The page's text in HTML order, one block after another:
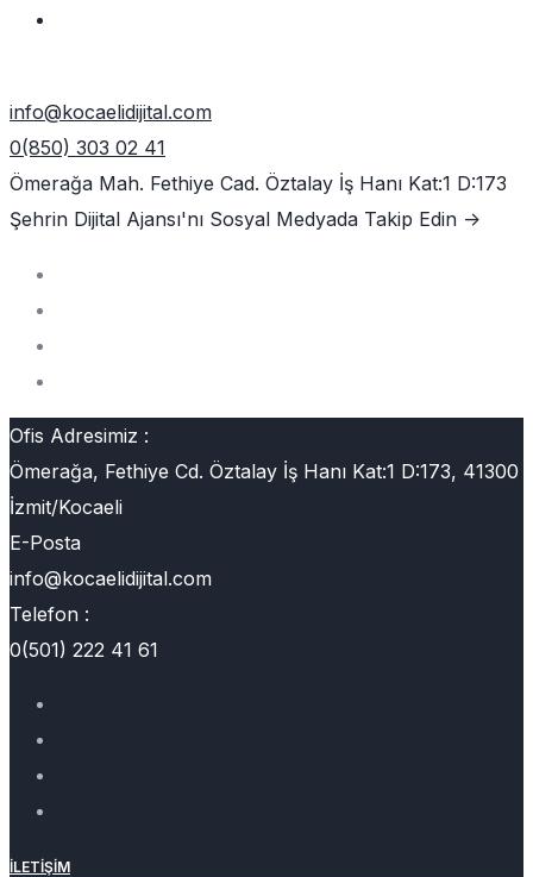
info@kocaelidijital.com
0(850) 303 02 41
Ömerağa Mah. Fethiye Cad. Öztalay İş Hanı Kat:1 D:173
Şehrin Dijital Ajansı'nı Sosyal Medyada Takip Edin ->
Ofis Adresimiz :
Ömerağa, Fethiye Cd. Öztalay İş Hanı Kat:1 D:173, 41300
İzmit/Kocaeli
E-Posta
info@kocaelidijital.com
Telefon :
0(501) 222 41 61
İLETIŞIM